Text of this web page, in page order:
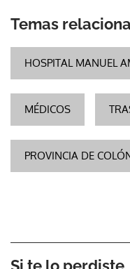
Temas
HOSPITAL MANUEL
MÉDICOS
PROVINCIA DE